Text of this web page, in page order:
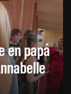
en papá